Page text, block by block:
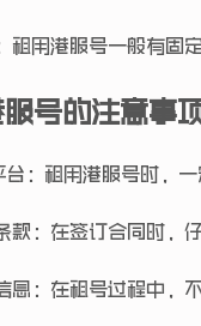
租用港服号一般有固
号的注意事
台：租用港服号时，
款：在签订合同时，
息：在租号过程中，